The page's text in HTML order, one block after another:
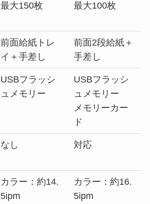
最大150枚 最大100枚
前面給紙トレ
イ＋手差し
前面2段給紙＋
手差し
USBフラッシ
ュメモリー
USBフラッシ
ュメモリー
メモリーカー
ド
なし 対応
カラー：約14.
5ipm
カラー：約16.
5ipm